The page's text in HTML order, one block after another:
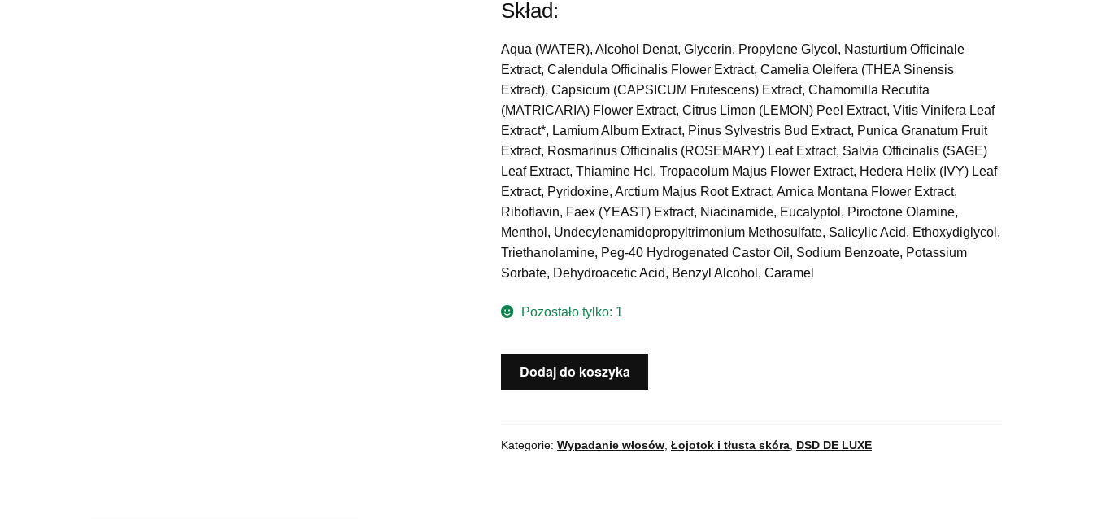
Skład:
Aqua (WATER), Alcohol Denat, Glycerin, Propylene Glycol, Nasturtium Officinale
Extract, Calendula Officinalis Flower Extract, Camelia Oleifera (THEA Sinensis
Extract), Capsicum (CAPSICUM Frutescens) Extract, Chamomilla Recutita
(MATRICARIA) Flower Extract, Citrus Limon (LEMON) Peel Extract, Vitis Vinifera Leaf
Extract*, Lamium Album Extract, Pinus Sylvestris Bud Extract, Punica Granatum Fruit
Extract, Rosmarinus Officinalis (ROSEMARY) Leaf Extract, Salvia Officinalis (SAGE)
Leaf Extract, Thiamine Hcl, Tropaeolum Majus Flower Extract, Hedera Helix (IVY) Leaf
Extract, Pyridoxine, Arctium Majus Root Extract, Arnica Montana Flower Extract,
Riboflavin, Faex (YEAST) Extract, Niacinamide, Eucalyptol, Piroctone Olamine,
Menthol, Undecylenamidopropyltrimonium Methosulfate, Salicylic Acid, Ethoxydiglycol,
Triethanolamine, Peg-40 Hydrogenated Castor Oil, Sodium Benzoate, Potassium
Sorbate, Dehydroacetic Acid, Benzyl Alcohol, Caramel
Pozostało tylko: 1
1.4L-
Dodaj do koszyka
Kategorie: Wypadanie włosów Łojotok i tłusta skóra DSD DE LUXE